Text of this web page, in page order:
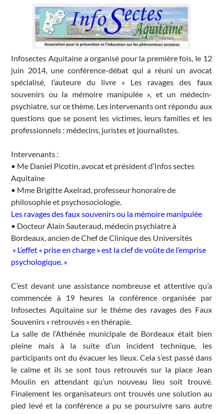
Infosectes Aquitaine a organisé pour la première fois, le 12
juin 2014, une conférence-débat qui a réuni un avocat
spécialisé, l’auteure du livre « Les ravages des faux
souvenirs ou la mémoire manipulée », et un médecin-
psychiatre, sur ce thème. Les intervenants ont répondu aux
questions que se posent les victimes, leurs familles et les
professionnels : médecins, juristes et journalistes.
Intervenants :
• Me Daniel Picotin, avocat et président d’Infos sectes
Aquitaine
• Mme Brigitte Axelrad, professeur honoraire de
philosophie et psychosociologie.
Les ravages des faux souvenirs ou la mémoire manipulée
• Docteur Alain Sauteraud, médecin psychiatre à
Bordeaux, ancien de Chef de Clinique des Universités
« L’effet « prise en charge » est la clef de voûte de l’emprise
psychologique. »
C’est devant une assistance nombreuse et attentive qu’a
commencée à 19 heures la conférence organisée par
Infosectes Aquitaine sur le thème des ravages des Faux
Souvenirs « retrouvés » en thérapie.
La salle de l’Athénée municipale de Bordeaux était bien
pleine mais à la suite d’un incident technique, les
participants ont du évacuer les lieux. Cela s’est passé dans
le calme et ils se sont tous retrouvés sur la place Jean
Moulin en attendant qu’un nouveau lieu soit trouvé.
Finalement les organisateurs ont trouvés une solution au
pied levé et la conférence a pu se poursuivre sans autre